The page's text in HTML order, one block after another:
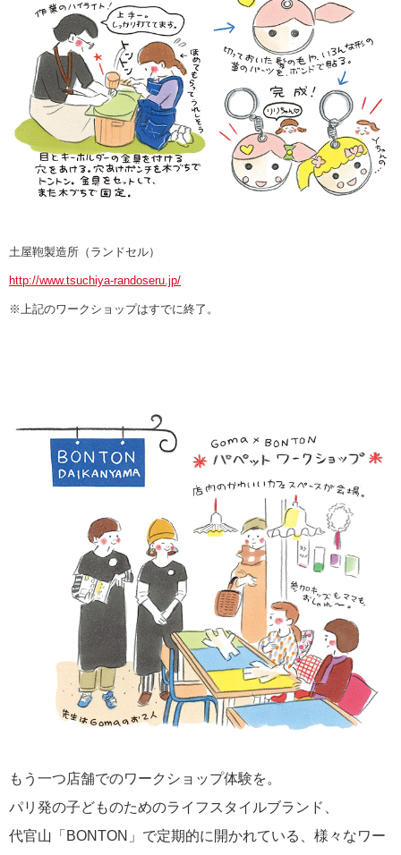
土屋鞄製造所（ランドセル）
http://www.tsuchiya-randoseru.jp/
※上記のワークショップはすでに終了。
もう一つ店舗でのワークショップ体験を。
パリ発の子どものためのライフスタイルブランド、
代官山「BONTON」で定期的に開かれている、様々なワー